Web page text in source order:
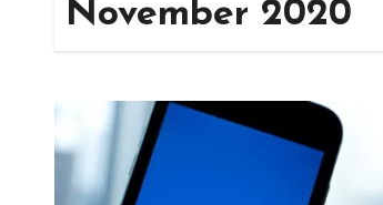
November 2020